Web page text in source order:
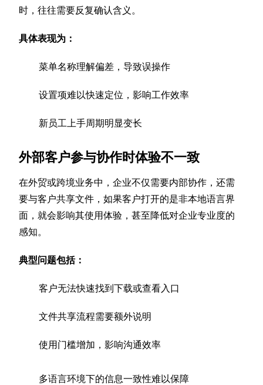
时，往往需要反复确认含义。
具体表现为：
菜单名称理解偏差，导致误操作
设置项难以快速定位，影响工作效率
新员工上手周期明显变长
外部客户参与协作时体验不一致
在外贸或跨境业务中，企业不仅需要内部协作，还需
要与客户共享文件，如果客户打开的是非本地语言界
面，就会影响其使用体验，甚至降低对企业专业度的
感知。
典型问题包括：
客户无法快速找到下载或查看入口
文件共享流程需要额外说明
使用门槛增加，影响沟通效率
多语言环境下的信息一致性难以保障